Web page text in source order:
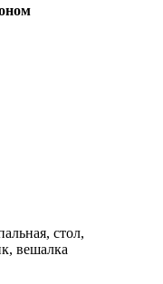
стол,
вешалка